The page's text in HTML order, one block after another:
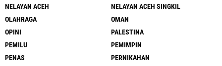
NELAYAN ACEH
NELAYAN ACEH SINGKIL
OLAHRAGA
OMAN
OPINI
PALESTINA
PEMILU
PEMIMPIN
PENAS
PERNIKAHAN